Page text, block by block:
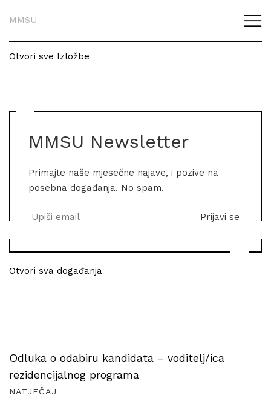
MMSU
Otvori sve Izložbe
MMSU Newsletter
Primajte naše mjesečne najave, i pozive na
posebna događanja. No spam.
Otvori sva događanja
Odluka o odabiru kandidata – voditelj/ica
rezidencijalnog programa
NATJEČAJ